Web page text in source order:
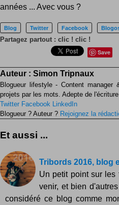
années ... Avec vous ?
Blog Twitter Facebook
Partagez partout : clic ! clic !
Save
Auteur : Simon Tripnaux
Blogueur lifestyle - Content
projets par les mots. Adepte de
Twitter Facebook LinkedIn
Blogueur ? Auteur ? Rejoignez la
Et aussi ...
Tribords 2016, blog
Un petit point sur les
venir, et bien
considéré ce blog comme